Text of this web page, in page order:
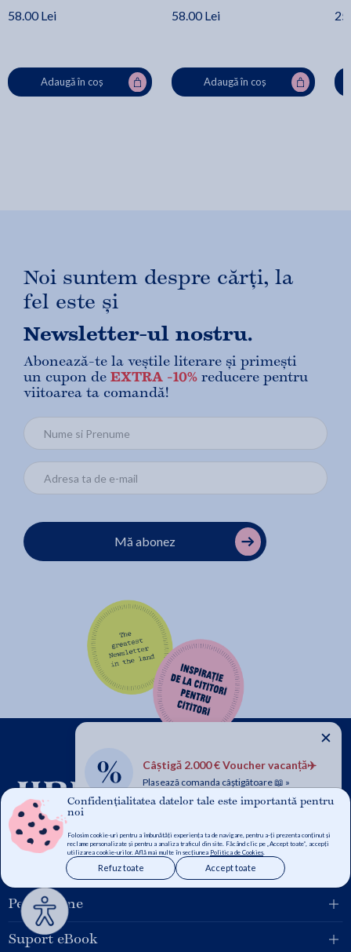
Confidențialitatea datelor tale este importantă pentru
noi
Folosim cookie-uri pentru a îmbunătăți experiența ta de navigare, pentru a-ți prezenta conținut și
reclame personalizate și pentru a analiza traficul din site. Făcând clic pe „Accept toate”, accepți
utilizarea cookie-urilor. Află mai multe în secțiunea Politica de Cookies.
Accept toate
Refuz toate
Câștigă 2.000 € Voucher vacanță✈️
Plasează comanda câștigătoare 📖 »
✕
58.00 Lei
Adaugă în coș
58.00 Lei
Adaugă în coș
Noi suntem despre cărți, la
fel este și
Newsletter-ul nostru.
Abonează-te la veștile literare și primești
un cupon de EXTRA -10% reducere pentru
viitoarea ta comandă!
Mă abonez
Grupul Libris
Pentru tine
Suport eBook